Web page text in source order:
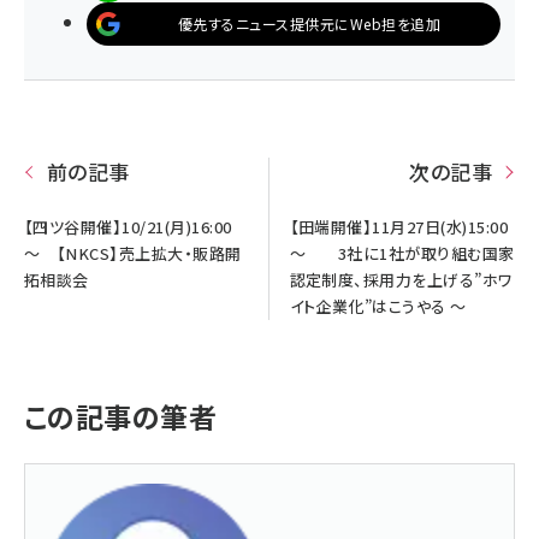
優先するニュース提供元にWeb担を追加
前の記事
【四ツ谷開催】10/21(月)16:00
～ 【NKCS】売上拡大・販路開
拓相談会
次の記事
【田端開催】11月27日(水)15:00
～ 3社に1社が取り組む国家
認定制度、採用力を上げる”ホワ
イト企業化”はこうやる ～
この記事の筆者